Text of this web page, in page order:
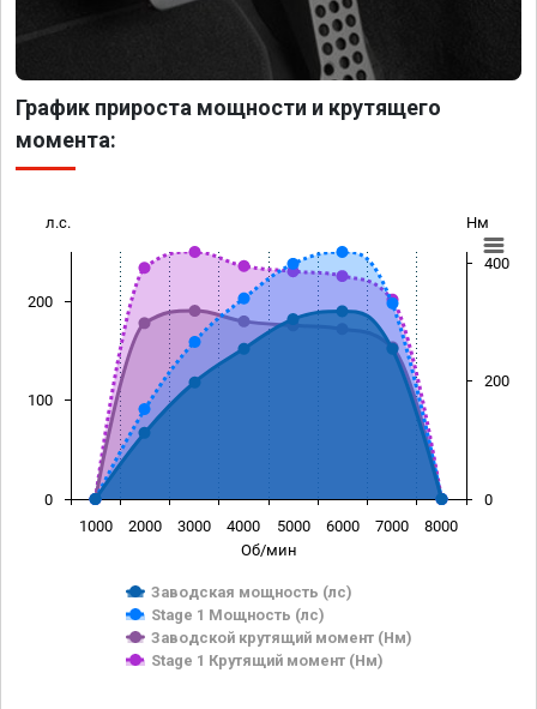
График прироста мощности и крутящего
момента:
Об/мин
л.с. Нм
Заводская мощность (лс)
Stage 1 Мощность (лс)
Заводской крутящий момент (Нм)
Stage 1 Крутящий момент (Нм)
1000 2000 3000 4000 5000 6000 7000 8000
0
100
200
0
200
400